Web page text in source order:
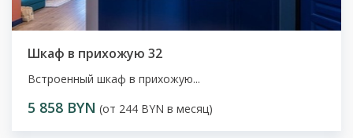
Шкаф в прихожую 32
Встроенный шкаф в прихожую...
5 858 BYN (от 244 BYN в месяц)